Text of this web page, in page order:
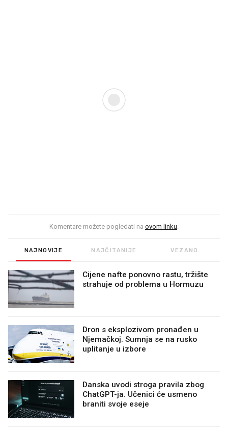
Komentare možete pogledati na ovom linku.
NAJNOVIJE NAJČITANIJE VEZANO
Cijene nafte ponovno rastu, tržište
strahuje od problema u Hormuzu
Dron s eksplozivom pronađen u
Njemačkoj. Sumnja se na rusko
uplitanje u izbore
Danska uvodi stroga pravila zbog
ChatGPT-ja. Učenici će usmeno
braniti svoje eseje